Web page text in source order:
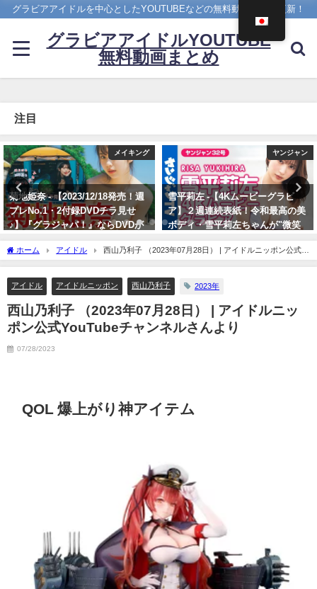
グラビアアイドルを中心としたYOUTUBEなどの無料動画を日々更新！
グラビアアイドルYOUTUBE
無料動画まとめ
注目
ヤンジャン
雪平莉左 -【4Kムービーグラビ
ア】２週連続表紙！令和最高の美
ボディ・雪平莉左ちゃんが"微笑
みの国"タイで魅せる女神の微笑
み！カラフルでビビッドな水着撮
影に最高画質で没入密着！【メイ
キング】（2023年07月06日） | ヤ
ンジャンTV【集英社ヤングジャ
ンプ公式】さんより
07/06/2023
4K UPSCALING CLUB
今田美桜【4K】（2022年09月14
日） | 4K UPSCALING CLUBさん
より
ホーム アイドル
西山乃利子 （2023年07月28日） | アイドルニッポン公式
YouTubeチャンネルさんより
アイドル アイドルニッポン 西山乃利子 2023年
西山乃利子 （2023年07月28日） | アイドルニッ
ポン公式YouTubeチャンネルさんより
07/28/2023
QOL 爆上がり神アイテム